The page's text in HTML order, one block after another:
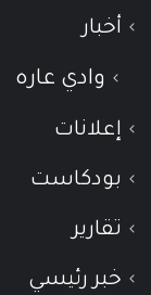
أخبار
وادي عاره
إعلانات
بودكاست
تقارير
خبر رئيسي